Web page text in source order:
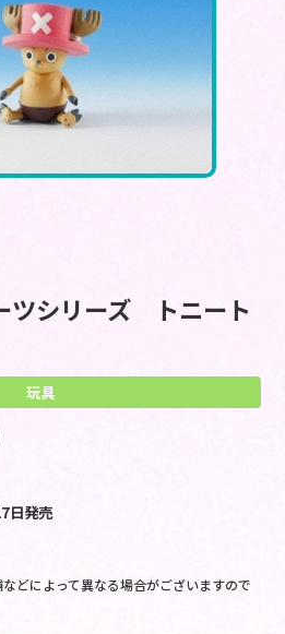
ツシリーズ トニート
玩具
日発売
どによって異なる場合がございますので